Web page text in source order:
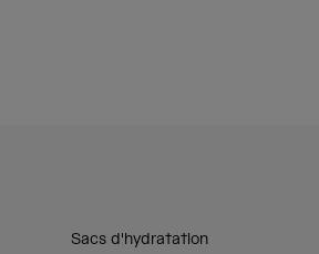
Sacs d'hydratation